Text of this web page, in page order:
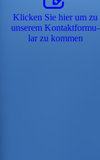
Klicken Sie hier um zu
unserem Kon­takt­for­mu­
lar zu kommen